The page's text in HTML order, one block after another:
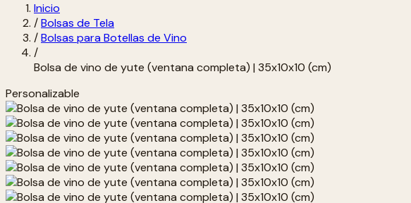
Inicio
/Bolsas de Tela
/Bolsas para Botellas de Vino
/
Bolsa de vino de yute (ventana completa) | 35x10x10 (cm)
Personalizable